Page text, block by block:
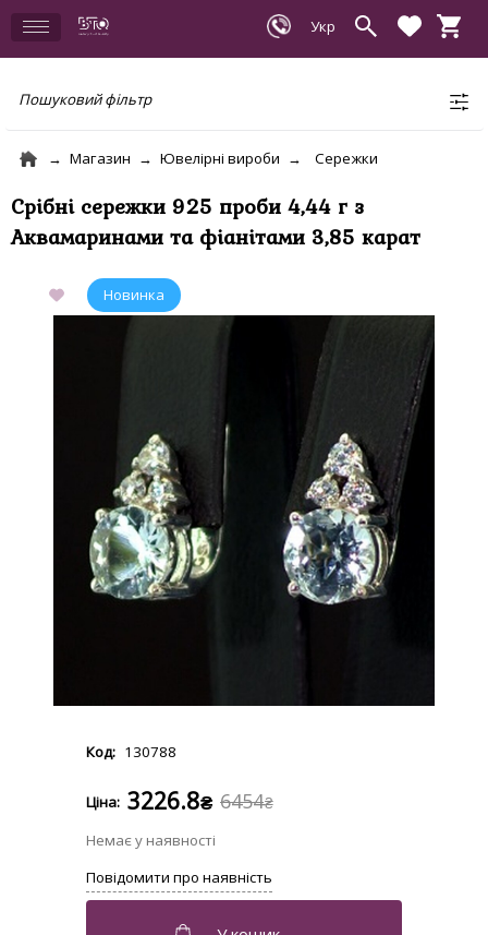
Пошуковий фільтр
Магазин Ювелірні вироби Сережки
Срібні сережки 925 проби 4,44 г з
Аквамаринами та фіанітами 3,85 карат
130788
6454₴
3226.8₴